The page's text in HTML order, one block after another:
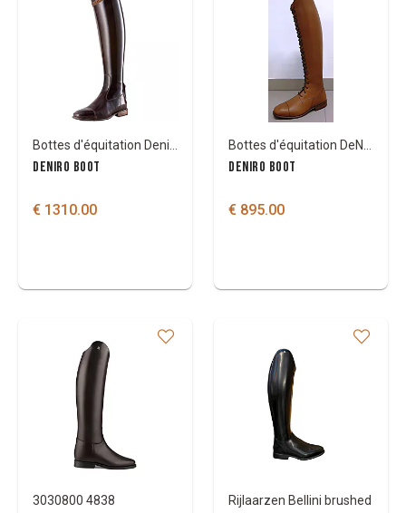
DENIRO BOOT
€ 1310.00
DENIRO BOOT
€ 895.00
3030800 4838 Rijlaarzen Bellini brushed